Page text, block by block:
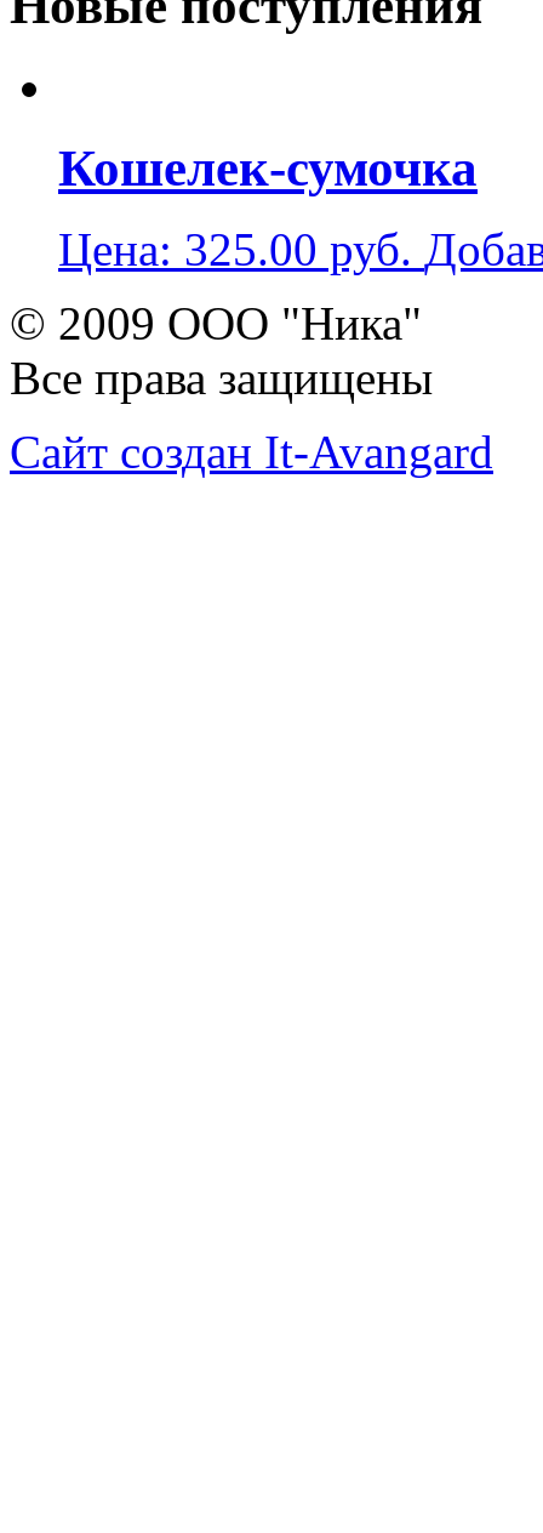
Кошелек-сумочка
Цена: 325.00 руб.
© 2009 ООО "Ника"
Все права защищены
Сайт создан It-Avangard